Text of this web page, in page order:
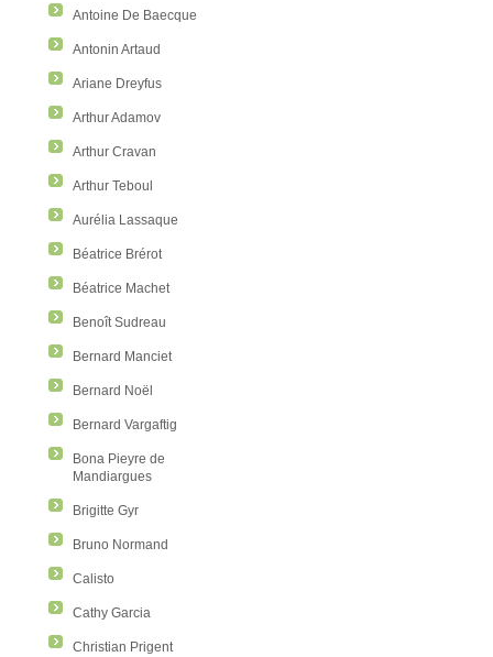
Antoine De Baecque
Antonin Artaud
Ariane Dreyfus
Arthur Adamov
Arthur Cravan
Arthur Teboul
Aurélia Lassaque
Béatrice Brérot
Béatrice Machet
Benoît Sudreau
Bernard Manciet
Bernard Noël
Bernard Vargaftig
Bona Pieyre de
Mandiargues
Brigitte Gyr
Bruno Normand
Calisto
Cathy Garcia
Christian Prigent